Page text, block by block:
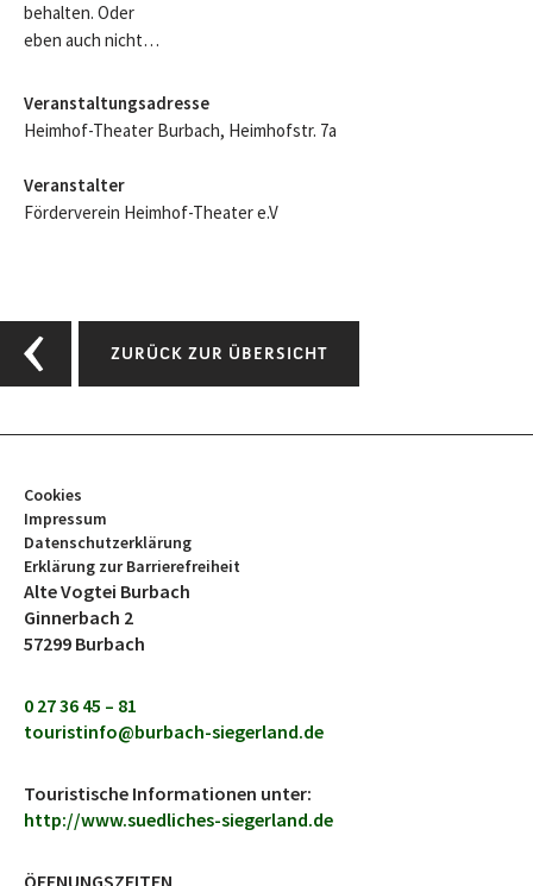
behalten. Oder
eben auch nicht…
Veranstaltungsadresse
Heimhof-Theater Burbach, Heimhofstr. 7a
Veranstalter
Förderverein Heimhof-Theater e.V
ZURÜCK ZUR ÜBERSICHT
Cookies
Impressum
Datenschutzerklärung
Erklärung zur Barrierefreiheit
Alte Vogtei Burbach
Ginnerbach 2
57299 Burbach
0 27 36 45 – 81
touristinfo@burbach-siegerland.de
Touristische Informationen unter:
http://www.suedliches-siegerland.de
ÖFFNUNGSZEITEN